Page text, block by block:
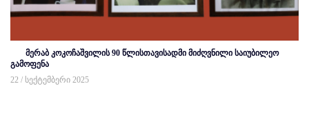
მერაბ კოკოჩაშვილის 90 წლისთავისადმი მიძღვნილი საიუბილეო
გამოფენა
22 / სექტემბერი 2025